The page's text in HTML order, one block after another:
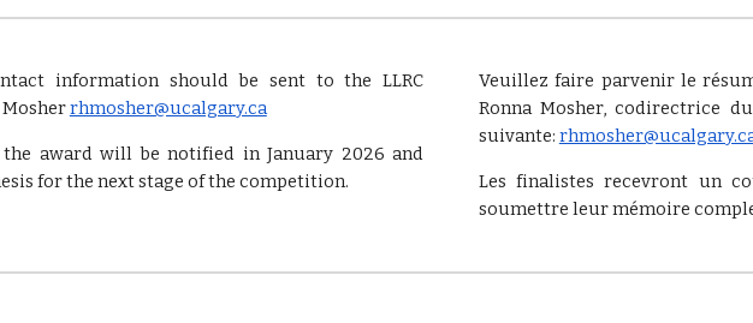
information should be sent to the LLRC
Mosherrhmosher@ucalgary.ca
award will be notified in January 2026 and
for the next stage of the competition.
Veuillez faire parvenir le
Ronna Mosher, codirectrice
suivante:
Les finalistes recevront un
soumettre leur mémoire